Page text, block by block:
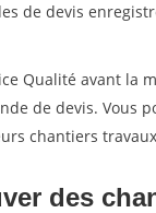
de devis
Qualité avant la
de devis. Vous
chantiers
des